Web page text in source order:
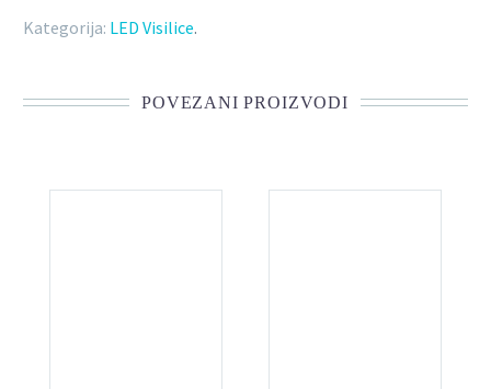
Kategorija: LED Visilice.
POVEZANI PROIZVODI